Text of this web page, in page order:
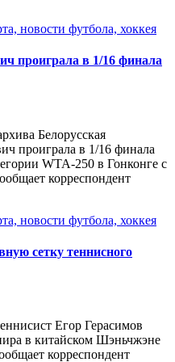
новости футбола, хоккея
проиграла в 1/16 финала
Белорусская
проиграла в 1/16 финала
WTA-250 в Гонконге с
корреспондент
новости футбола, хоккея
сетку теннисного
Егор Герасимов
в китайском Шэньчжэне
корреспондент